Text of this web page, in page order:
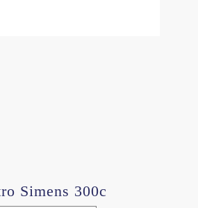
Simens 300c